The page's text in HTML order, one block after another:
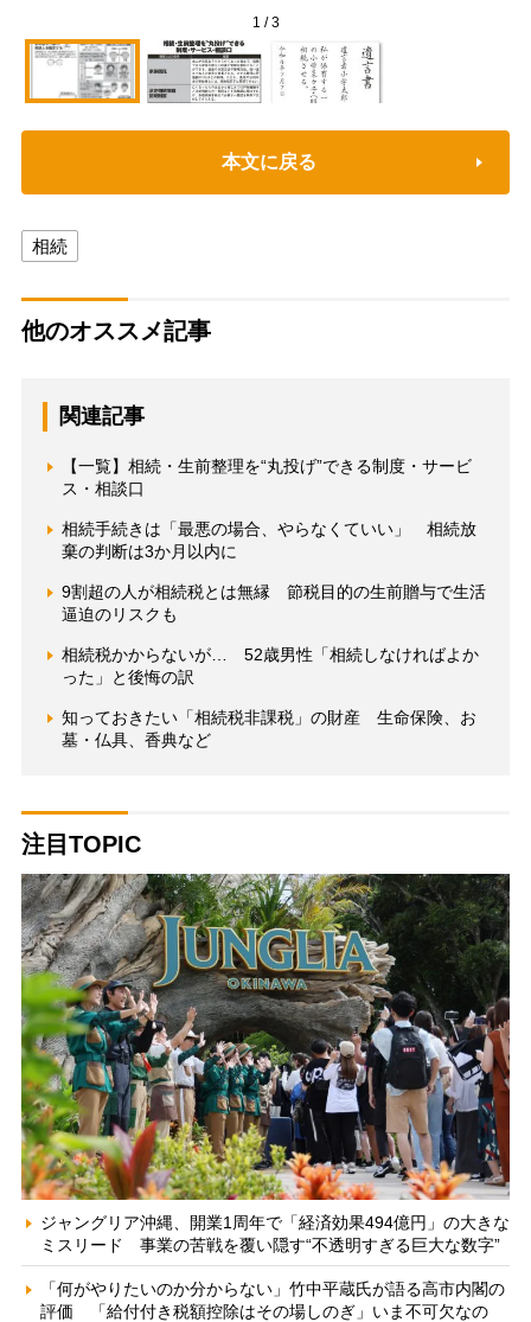
1 /3
本文に戻る
相続
他のオススメ記事
関連記事
【一覧】相続・生前整理を“丸投げ”できる制度・サービ
ス・相談口
相続手続きは「最悪の場合、やらなくていい」 相続放
棄の判断は3か月以内に
9割超の人が相続税とは無縁 節税目的の生前贈与で生活
逼迫のリスクも
相続税かからないが… 52歳男性「相続しなければよか
った」と後悔の訳
知っておきたい「相続税非課税」の財産 生命保険、お
墓・仏具、香典など
注目TOPIC
ジャングリア沖縄、開業1周年で「経済効果494億円」の大きな
ミスリード 事業の苦戦を覆い隠す“不透明すぎる巨大な数字”
「何がやりたいのか分からない」竹中平蔵氏が語る高市内閣の
評価 「給付付き税額控除はその場しのぎ」いま不可欠なの